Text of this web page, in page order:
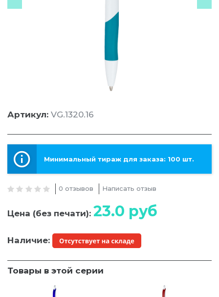
Артикул: VG.1320.16
Минимальный тираж для заказа: 100 шт.
0 отзывов Написать отзыв
Цена (без печати): 23.0 руб
Наличие:
Товары в этой серии